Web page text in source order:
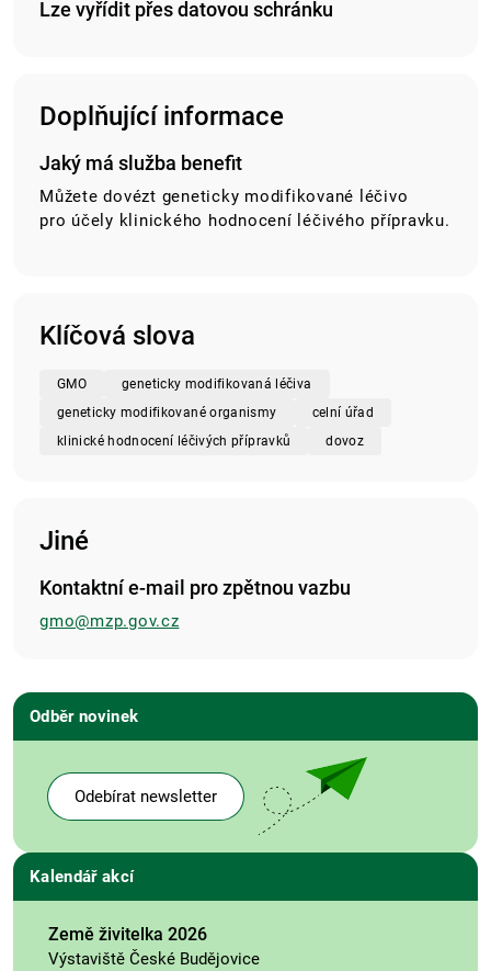
Lze vyřídit přes datovou schránku
Doplňující informace
Jaký má služba benefit
Můžete dovézt geneticky modifikované léčivo
pro účely klinického hodnocení léčivého přípravku.
Klíčová slova
GMO
geneticky modifikovaná léčiva
geneticky modifikované organismy
celní úřad
klinické hodnocení léčivých přípravků
dovoz
Jiné
Kontaktní e-mail pro zpětnou vazbu
gmo@mzp.gov.cz
Odběr novinek
Odebírat newsletter
Kalendář akcí
Země živitelka 2026
Výstaviště České Budějovice